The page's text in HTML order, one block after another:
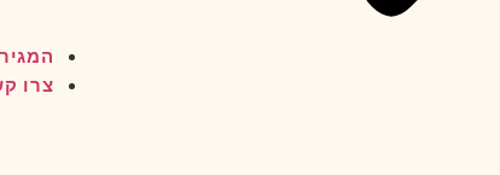
צרו